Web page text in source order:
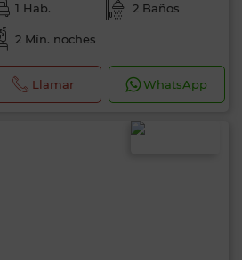
1 Hab. 2 Baños
2 Mín. noches
Llamar WhatsApp